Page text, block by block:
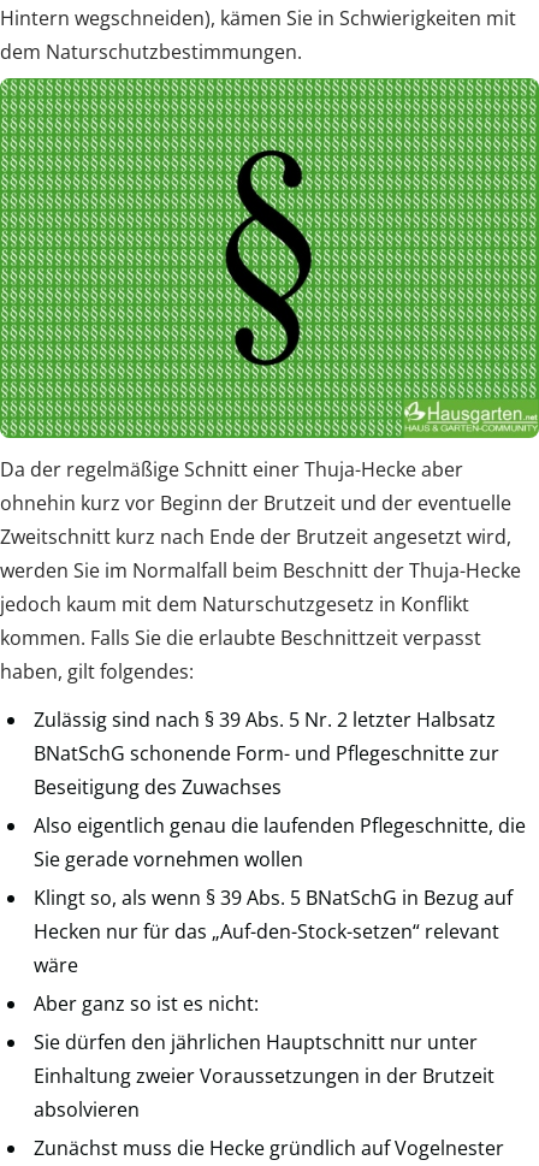
Hintern wegschneiden), kämen Sie in Schwierigkeiten mit
dem Naturschutzbestimmungen.
Da der regelmäßige Schnitt einer Thuja-Hecke aber
ohnehin kurz vor Beginn der Brutzeit und der eventuelle
Zweitschnitt kurz nach Ende der Brutzeit angesetzt wird,
werden Sie im Normalfall beim Beschnitt der Thuja-Hecke
jedoch kaum mit dem Naturschutzgesetz in Konflikt
kommen. Falls Sie die erlaubte Beschnittzeit verpasst
haben, gilt folgendes:
Zulässig sind nach § 39 Abs. 5 Nr. 2 letzter Halbsatz
BNatSchG schonende Form- und Pflegeschnitte zur
Beseitigung des Zuwachses
Also eigentlich genau die laufenden Pflegeschnitte, die
Sie gerade vornehmen wollen
Klingt so, als wenn § 39 Abs. 5 BNatSchG in Bezug auf
Hecken nur für das „Auf-den-Stock-setzen“ relevant
wäre
Aber ganz so ist es nicht:
Sie dürfen den jährlichen Hauptschnitt nur unter
Einhaltung zweier Voraussetzungen in der Brutzeit
absolvieren
Zunächst muss die Hecke gründlich auf Vogelnester